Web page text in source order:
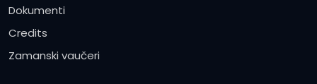
Dokumenti
Credits
Zamanski vaučeri